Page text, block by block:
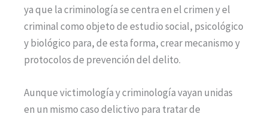
ya que la criminología se centra en el crimen y el
criminal como objeto de estudio social, psicológico
y biológico para, de esta forma, crear mecanismo y
protocolos de prevención del delito.
Aunque victimología y criminología vayan unidas
en un mismo caso delictivo para tratar de